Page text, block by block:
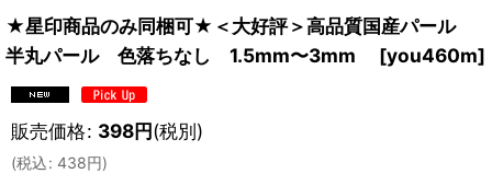
★星印商品のみ同梱可★＜大好評＞高品質国産パール
半丸パール 色落ちなし 1.5mm〜3mm
[you460m]
販売価格: 398円(税別)
(税込: 438円)